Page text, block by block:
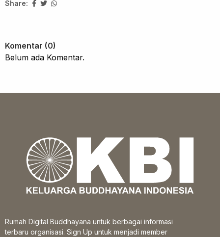
Share:
Komentar (0)
Belum ada Komentar.
Rumah Digital Buddhayana untuk berbagai informasi
terbaru organisasi. Sign Up untuk menjadi member